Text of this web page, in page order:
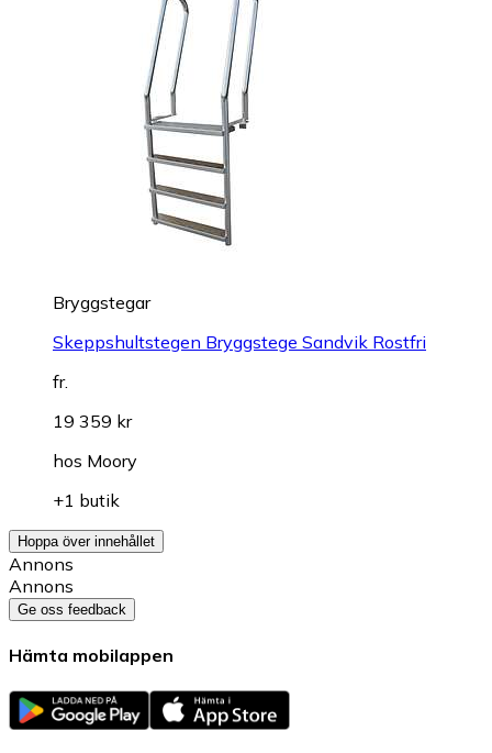
Bryggstegar
Skeppshultstegen Bryggstege Sandvik Rostfri
fr.
19 359 kr
hos Moory
+1 butik
Hoppa över innehållet
Annons
Annons
Ge oss feedback
Hämta mobilappen